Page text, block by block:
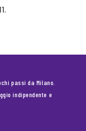
passi da Milano.
indipendente e